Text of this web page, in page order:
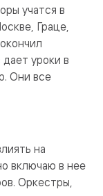
учатся в
Граце,
уроки в
Они все
на
включаю в нее
Оркестры,